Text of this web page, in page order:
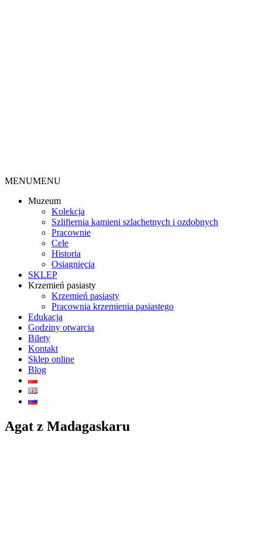
MENUMENU
Muzeum
Kolekcja
Szlifiernia kamieni szlachetnych i ozdobnych
Pracownie
Cele
Historia
Osiągnięcia
SKLEP
Krzemień pasiasty
Krzemień pasiasty
Pracownia krzemienia pasiastego
Edukacja
Godziny otwarcia
Bilety
Kontakt
Sklep online
Blog
Agat z Madagaskaru